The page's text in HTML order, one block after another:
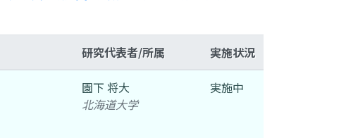
研究代表者/所属
実施状況
園下 将大
北海道大学
実施中